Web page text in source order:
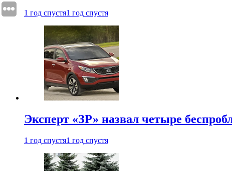
1 год спустя1 год спустя
Эксперт «ЗР» назвал четыре
1 год спустя1 год спустя